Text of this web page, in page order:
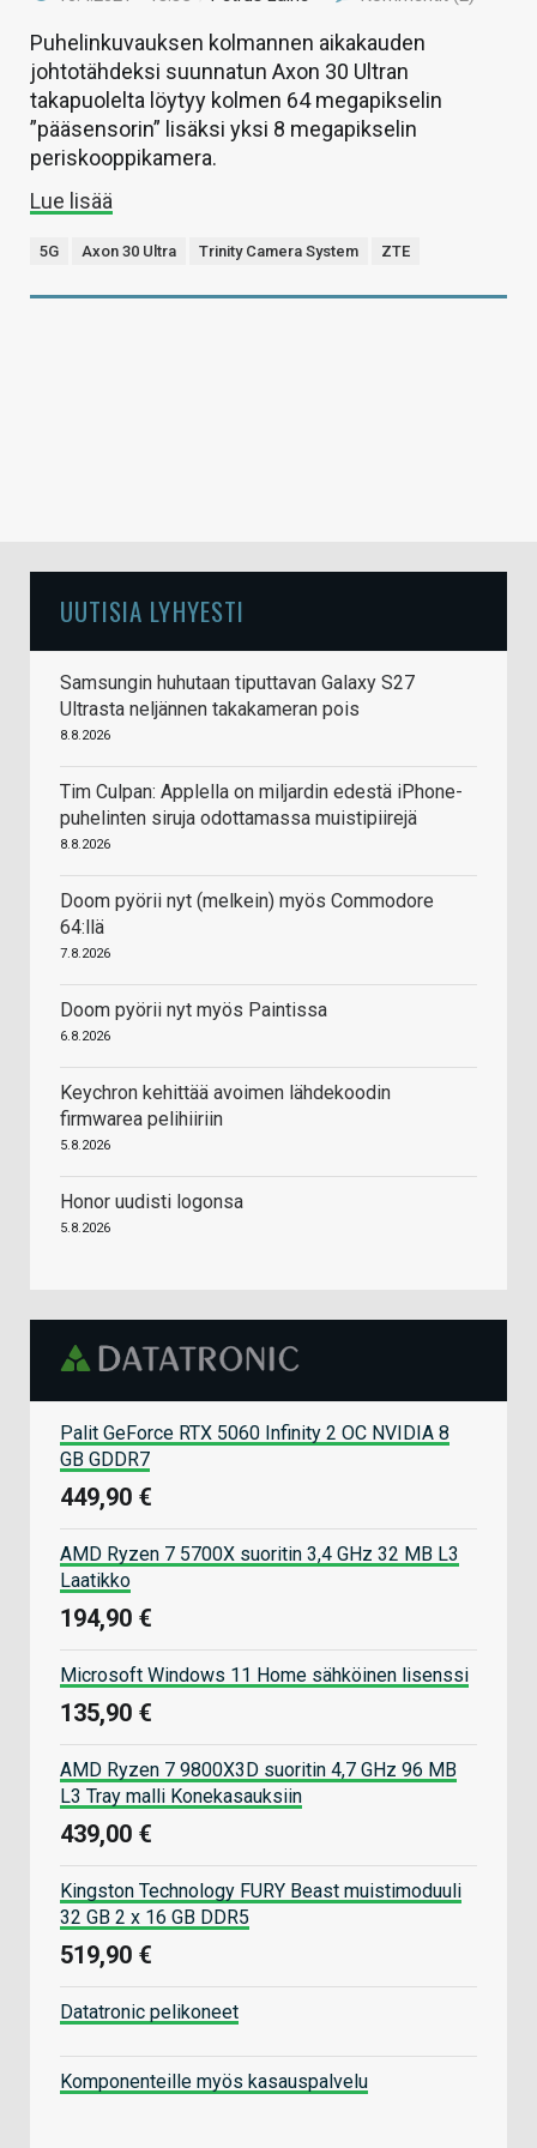
Puhelinkuvauksen kolmannen aikakauden
johtotähdeksi suunnatun Axon 30 Ultran
takapuolelta löytyy kolmen 64 megapikselin
”pääsensorin” lisäksi yksi 8 megapikselin
periskooppikamera.
Lue lisää
5G Axon 30 Ultra Trinity Camera System ZTE
UUTISIA LYHYESTI
Samsungin huhutaan tiputtavan Galaxy S27
Ultrasta neljännen takakameran pois
8.8.2026
Tim Culpan: Applella on miljardin edestä iPhone-
puhelinten siruja odottamassa muistipiirejä
8.8.2026
Doom pyörii nyt (melkein) myös Commodore
64:llä
7.8.2026
Doom pyörii nyt myös Paintissa
6.8.2026
Keychron kehittää avoimen lähdekoodin
firmwarea pelihiiriin
5.8.2026
Honor uudisti logonsa
5.8.2026
Palit GeForce RTX 5060 Infinity 2 OC NVIDIA 8
GB GDDR7
449,90 €
AMD Ryzen 7 5700X suoritin 3,4 GHz 32 MB L3
Laatikko
194,90 €
Microsoft Windows 11 Home sähköinen lisenssi
135,90 €
AMD Ryzen 7 9800X3D suoritin 4,7 GHz 96 MB
L3 Tray malli Konekasauksiin
439,00 €
Kingston Technology FURY Beast muistimoduuli
32 GB 2 x 16 GB DDR5
519,90 €
Datatronic pelikoneet
Komponenteille myös kasauspalvelu